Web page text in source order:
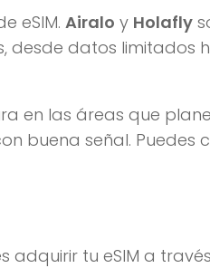
eSIM. Airalo y Holafly
desde datos limitados
en las áreas que
buena señal. Puedes
adquirir tu eSIM a